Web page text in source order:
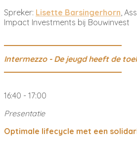
Spreker: Lisette Barsingerhorn ,
Impact Investments bij Bouwinvest
Intermezzo - De jeugd heeft de
16:40 - 17:00
Presentatie
Optimale lifecycle met een